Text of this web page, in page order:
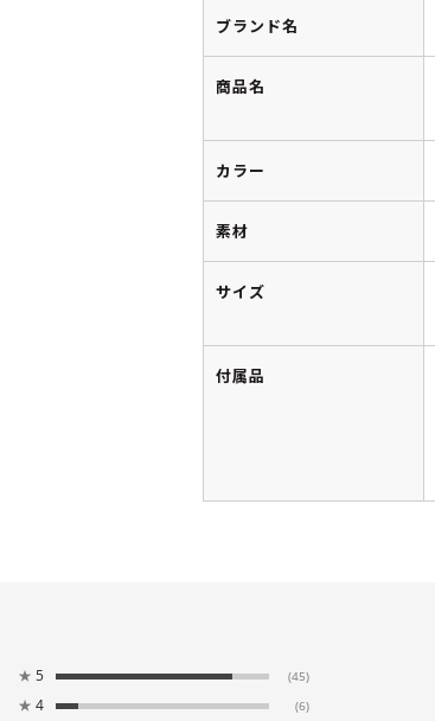
ブランド名
商品名
カラー
素材
サイズ
付属品
★ 5 (45)
★ 4 (6)